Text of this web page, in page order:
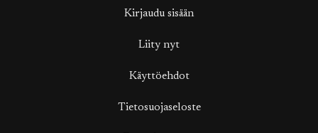
Kirjaudu sisään
Liity nyt
Käyttöehdot
Tietosuojaseloste